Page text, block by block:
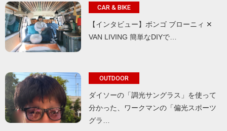
CAR & BIKE
【インタビュー】ボンゴ ブローニィ ✕
VAN LIVING 簡単なDIYで…
OUTDOOR
ダイソーの「調光サングラス」を使って
分かった、ワークマンの「偏光スポーツ
グラ…